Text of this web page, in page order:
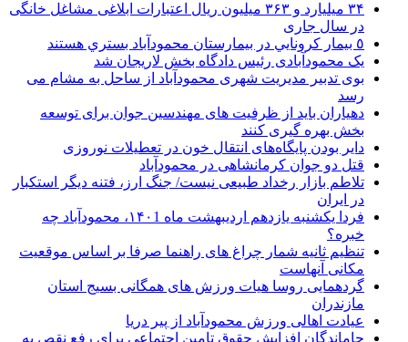
۳۴ میلیارد و ۳۶۳ میلیون ریال اعتبارات ابلاغی مشاغل خانگی
در سال جاری
٥ بيمار كرونايي در بيمارستان محمودآباد بستري هستند
یک محمودآبادی رئیس دادگاه بخش لاریجان شد
بوی تدبیر مدیریت شهری محمودآباد از ساحل به مشام می
رسد
دهیاران باید از ظرفیت های مهندسین جوان برای توسعه
بخش بهره گیری کنند
دایر بودن پایگاه‌های انتقال خون در تعطیلات نوروزی
قتل دو جوان کرمانشاهی در محمودآباد
تلاطم بازار رخداد طبیعی نیست/ جنگ ارز، فتنه دیگر استکبار
در ایران
فردا یکشنبه یازدهم اردیبهشت ماه ۱۴۰1، محمودآباد چه
خبره؟
تنظیم ثانیه شمار چراغ های راهنما صرفا بر اساس موقعیت
مکانی آنهاست
گردهمایی روسا هیات ورزش های همگانی بسیج استان
مازندران
عیادت اهالی ورزش محمودآباد از پیر دریا
جاماندگان افزایش حقوق تامین اجتماعی برای رفع نقص به